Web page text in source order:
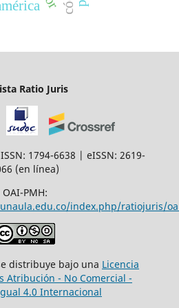
Ratio Juris
1794-6638 | eISSN: 2619-
(en línea)
OAI-PMH:
index.php/ratiojuris/
distribuye bajo una Licencia
Atribución - No Comercial -
4.0 Internacional